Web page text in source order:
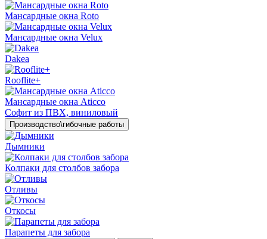
Мансардные окна Roto
Мансардные окна Velux
Dakea
Rooflite+
Мансардные окна Aticco
Софит из ПВХ, виниловый
Производство\гибочные работы
Дымники
Колпаки для столбов забора
Отливы
Откосы
Парапеты для забора